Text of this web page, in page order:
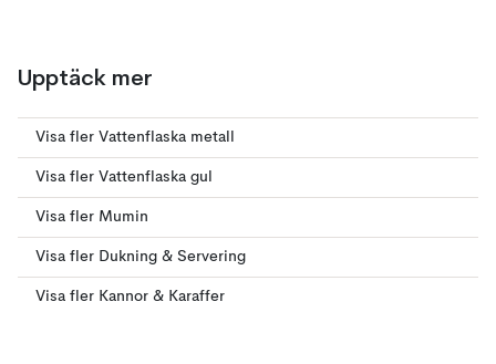
Upptäck mer
Visa fler Vattenflaska metall
Visa fler Vattenflaska gul
Visa fler Mumin
Visa fler Dukning & Servering
Visa fler Kannor & Karaffer